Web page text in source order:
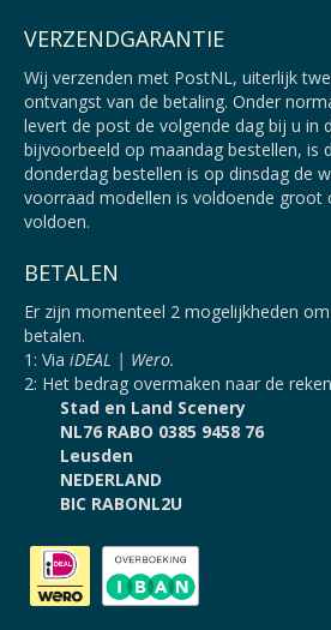
VERZENDGARANTIE
Wij verzenden met PostNL, uiterlijk
ontvangst van de betaling. Onder
levert de post de volgende dag bij u in
bijvoorbeeld op maandag bestellen, is
donderdag bestellen is op dinsdag de
voorraad modellen is voldoende groot
voldoen.
BETALEN
Er zijn momenteel 2 mogelijkheden
betalen.
1: Via iDEAL | Wero.
2: Het bedrag overmaken naar de
Stad en Land Scenery
NL76 RABO 0385 9458 76
Leusden
NEDERLAND
BIC RABONL2U